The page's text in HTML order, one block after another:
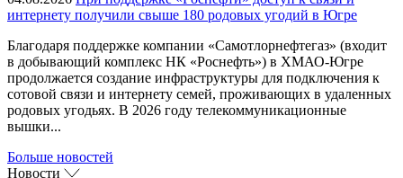
интернету получили свыше 180 родовых угодий в Югре
Благодаря поддержке компании «Самотлорнефтегаз» (входит
в добывающий комплекс НК «Роснефть») в ХМАО-Югре
продолжается создание инфраструктуры для подключения к
сотовой связи и интернету семей, проживающих в удаленных
родовых угодьях. В 2026 году телекоммуникационные
вышки...
Больше новостей
Новости